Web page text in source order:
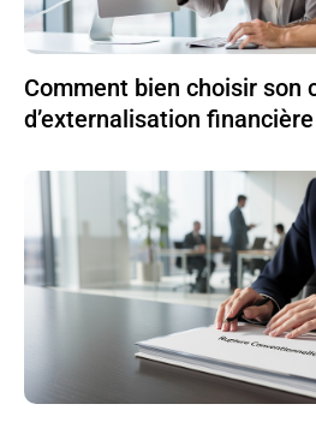
Comment bien choisir son
d’externalisation